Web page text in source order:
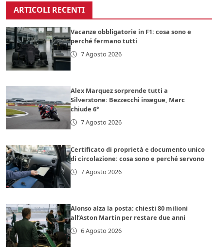
ARTICOLI RECENTI
Vacanze obbligatorie in F1: cosa sono e
perché fermano tutti
7 Agosto 2026
Alex Marquez sorprende tutti a
Silverstone: Bezzecchi insegue, Marc
chiude 6°
7 Agosto 2026
Certificato di proprietà e documento unico
di circolazione: cosa sono e perché servono
7 Agosto 2026
Alonso alza la posta: chiesti 80 milioni
all’Aston Martin per restare due anni
6 Agosto 2026